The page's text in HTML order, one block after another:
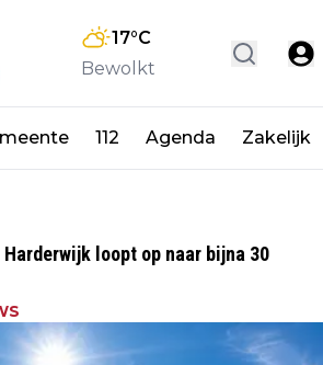
17°C
Bewolkt
112 Agenda Zakelijk
loopt op naar bijna 30